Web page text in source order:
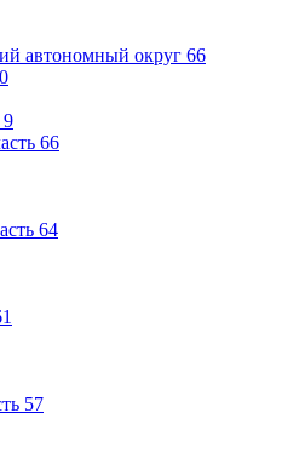
автономный округ 66
9
66
64
57